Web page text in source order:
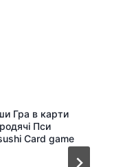
Гра в карти
Пси
Card game